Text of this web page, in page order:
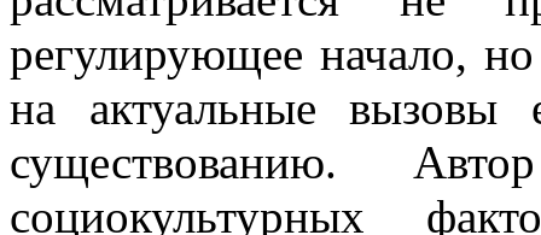
регулирующее начало,
на актуальные вызовы
существованию.
социокультурных